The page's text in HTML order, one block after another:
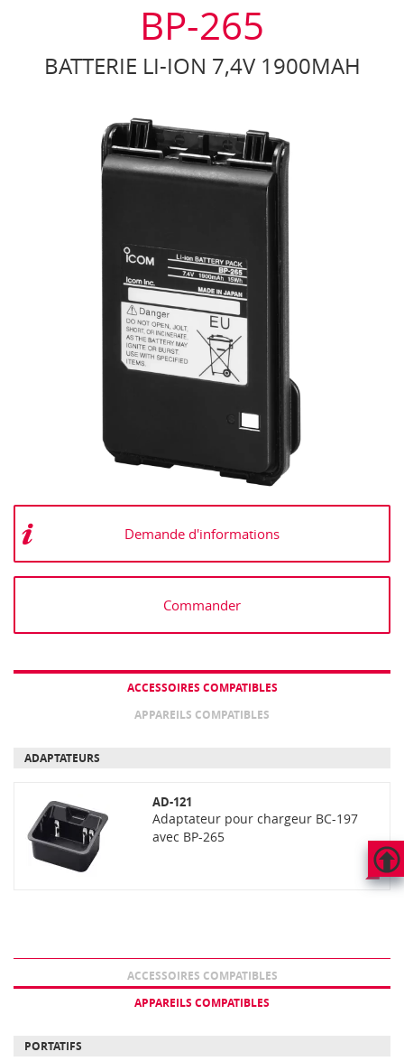
HAUT
BP-265
BATTERIE LI-ION 7,4V 1900MAH
Demande d'informations
Commander
ACCESSOIRES COMPATIBLES
APPAREILS COMPATIBLES
ADAPTATEURS
AD-121
Adaptateur pour chargeur BC-197
avec BP-265
ACCESSOIRES COMPATIBLES
APPAREILS COMPATIBLES
PORTATIFS